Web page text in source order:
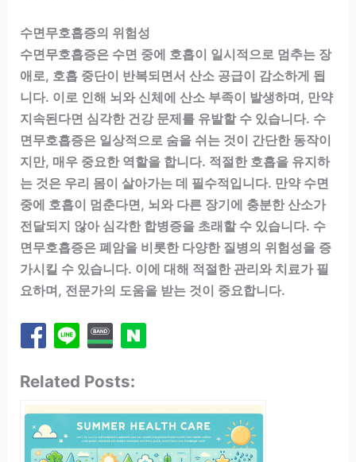
수면무호흡증의 위험성
수면무호흡증은 수면 중에 호흡이 일시적으로 멈추는 장
애로, 호흡 중단이 반복되면서 산소 공급이 감소하게 됩
니다. 이로 인해 뇌와 신체에 산소 부족이 발생하며, 만약
지속된다면 심각한 건강 문제를 유발할 수 있습니다. 수
면무호흡증은 일상적으로 숨을 쉬는 것이 간단한 동작이
지만, 매우 중요한 역할을 합니다. 적절한 호흡을 유지하
는 것은 우리 몸이 살아가는 데 필수적입니다. 만약 수면
중에 호흡이 멈춘다면, 뇌와 다른 장기에 충분한 산소가
전달되지 않아 심각한 합병증을 초래할 수 있습니다. 수
면무호흡증은 폐암을 비롯한 다양한 질병의 위험성을 증
가시킬 수 있습니다. 이에 대해 적절한 관리와 치료가 필
요하며, 전문가의 도움을 받는 것이 중요합니다.
Related Posts: